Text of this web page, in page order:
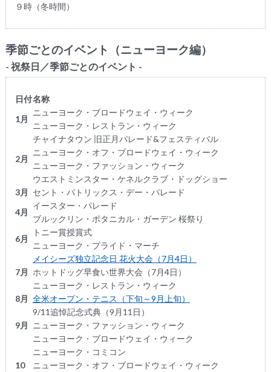
９時（冬時間）
季節ごとのイベント（ニューヨーク編）
- 祝祭日／季節ごとのイベント -
日付名称
1月
ニューヨーク・ブロードウェイ・ウィーク
ニューヨーク・レストラン・ウィーク
2月
チャイナタウン 旧正月パレード&フェスティバル
ニューヨーク・オフ・ブロードウェイ・ウィーク
ニューヨーク・ファッション・ウィーク
ウエストミンスター・ケネルクラブ・ドッグショー
3月 セント・パトリックス・デー・パレード
4月
イースター・パレード
ブルックリン・ボタニカル・ガーデン 桜祭り
6月
トニー賞授賞式
ニューヨーク・プライド・マーチ
7月
メイシーズ独立記念日 花火大会（7月4日）
ホットドッグ早食い世界大会（7月4日）
ニューヨーク・レストラン・ウィーク
8月 全米オープン・テニス（下旬～9月上旬）
9月
9/11追悼記念式典（9月11日）
ニューヨーク・ファッション・ウィーク
ニューヨーク・ブロードウェイ・ウィーク
10
ニューヨーク・コミコン
ニューヨーク・オフ・ブロードウェイ・ウィーク